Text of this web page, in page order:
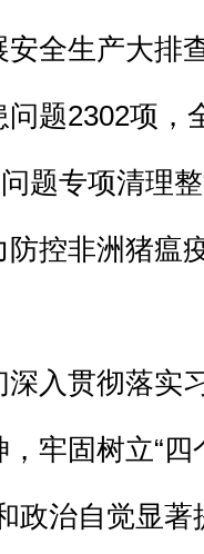
全生产大排
题2302项，
题专项清理
控非洲猪瘟
贯彻落实
牢固树立“四
政治自觉显